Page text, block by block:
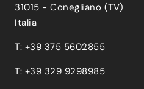
31015 - Conegliano (TV)
Italia
T: +39 375 5602855
T: +39 329 9298985